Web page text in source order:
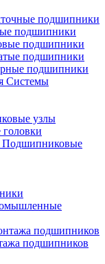
подшипники
подшипники
подшипники
подшипники
подшипники
Системы
узлы
Подшипниковые
подшипников